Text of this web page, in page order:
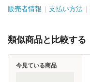
販売者情報 支払い方法
類似商品と比較する
今見ている商品